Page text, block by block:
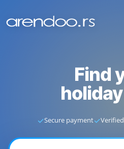
Find
holiday
✓Secure payment✓